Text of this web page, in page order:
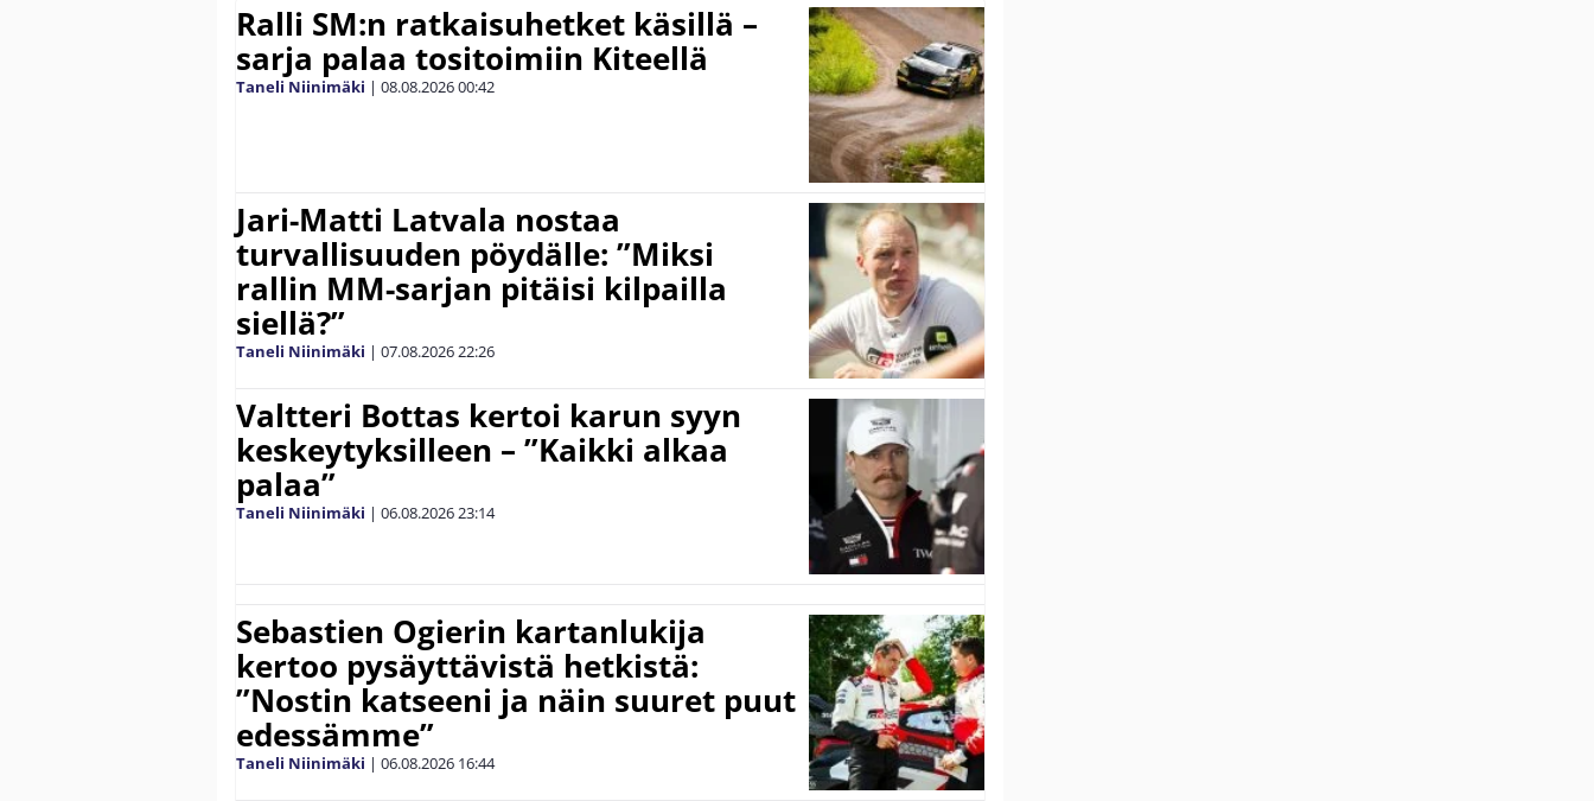
Ralli SM:n ratkaisuhetket käsillä –
sarja palaa tositoimiin Kiteellä
Taneli Niinimäki | 08.08.202600:42
Jari-Matti Latvala nostaa
turvallisuuden pöydälle: ”Miksi
rallin MM-sarjan pitäisi kilpailla
siellä?”
Taneli Niinimäki | 07.08.202622:26
Valtteri Bottas kertoi karun syyn
keskeytyksilleen – ”Kaikki alkaa
palaa”
Taneli Niinimäki | 06.08.202623:14
Sebastien Ogierin kartanlukija
kertoo pysäyttävistä hetkistä:
”Nostin katseeni ja näin suuret puut
edessämme”
Taneli Niinimäki | 06.08.2026 16:44